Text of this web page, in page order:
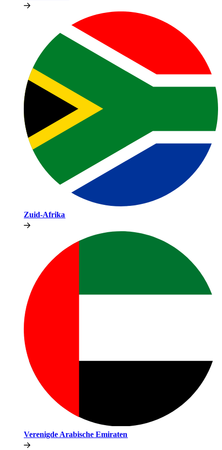
Zuid-Afrika​​
Verenigde Arabische Emiraten​​